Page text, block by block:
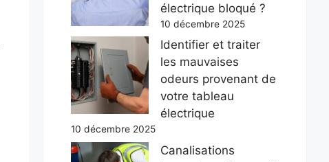
électrique bloqué ?
10 décembre 2025
Identifier et traiter
les mauvaises
odeurs provenant de
votre tableau
électrique
10 décembre 2025
Canalisations